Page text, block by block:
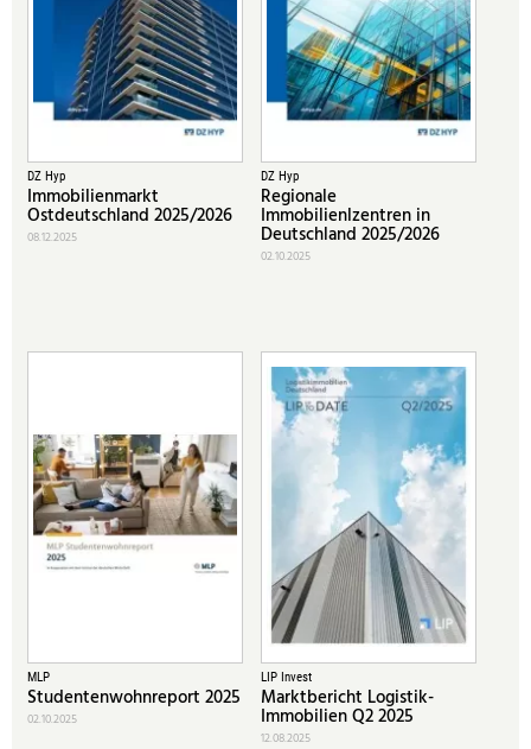
DZ Hyp
Immobilienmarkt
Ostdeutschland 2025/2026
08.12.2025
DZ Hyp
Regionale
Immobilienlzentren in
Deutschland 2025/2026
02.10.2025
MLP
Studentenwohnreport 2025
02.10.2025
LIP Invest
Marktbericht Logistik-
Immobilien Q2 2025
12.08.2025